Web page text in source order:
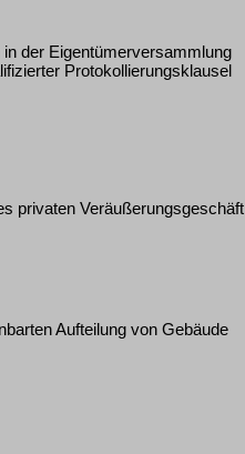
der Eigentümerversammlung
Protokollierungsklausel
privaten Veräußerungsgeschäft
Aufteilung von Gebäude